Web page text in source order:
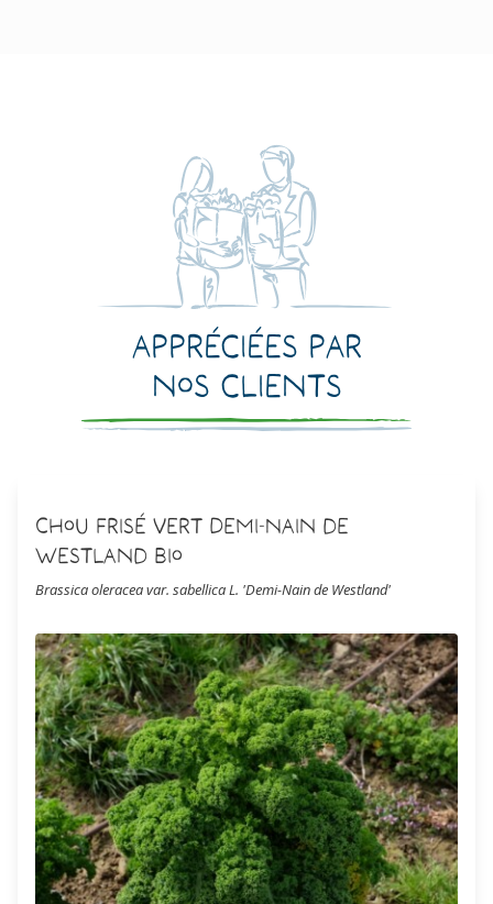
Appréciées par
nos clients
Chou Frisé Vert Demi-Nain de
Westland Bio
Brassica oleracea var. sabellica L. 'Demi-Nain de Westland'